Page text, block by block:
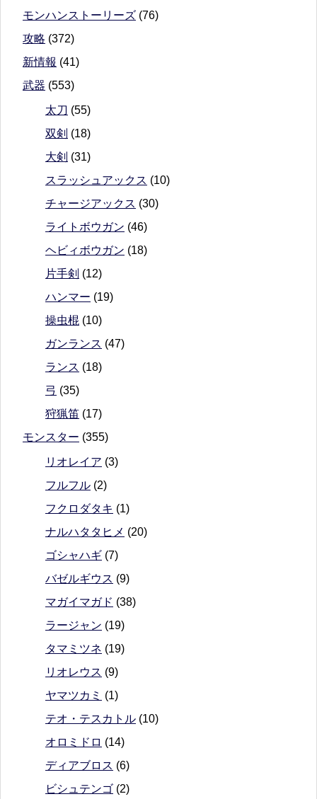
モンハンストーリーズ (76)
攻略 (372)
新情報 (41)
武器 (553)
太刀 (55)
双剣 (18)
大剣 (31)
スラッシュアックス (10)
チャージアックス (30)
ライトボウガン (46)
ヘビィボウガン (18)
片手剣 (12)
ハンマー (19)
操虫棍 (10)
ガンランス (47)
ランス (18)
弓 (35)
狩猟笛 (17)
モンスター (355)
リオレイア (3)
フルフル (2)
フクロダタキ (1)
ナルハタタヒメ (20)
ゴシャハギ (7)
バゼルギウス (9)
マガイマガド (38)
ラージャン (19)
タマミツネ (19)
リオレウス (9)
ヤマツカミ (1)
テオ・テスカトル (10)
オロミドロ (14)
ディアブロス (6)
ビシュテンゴ (2)